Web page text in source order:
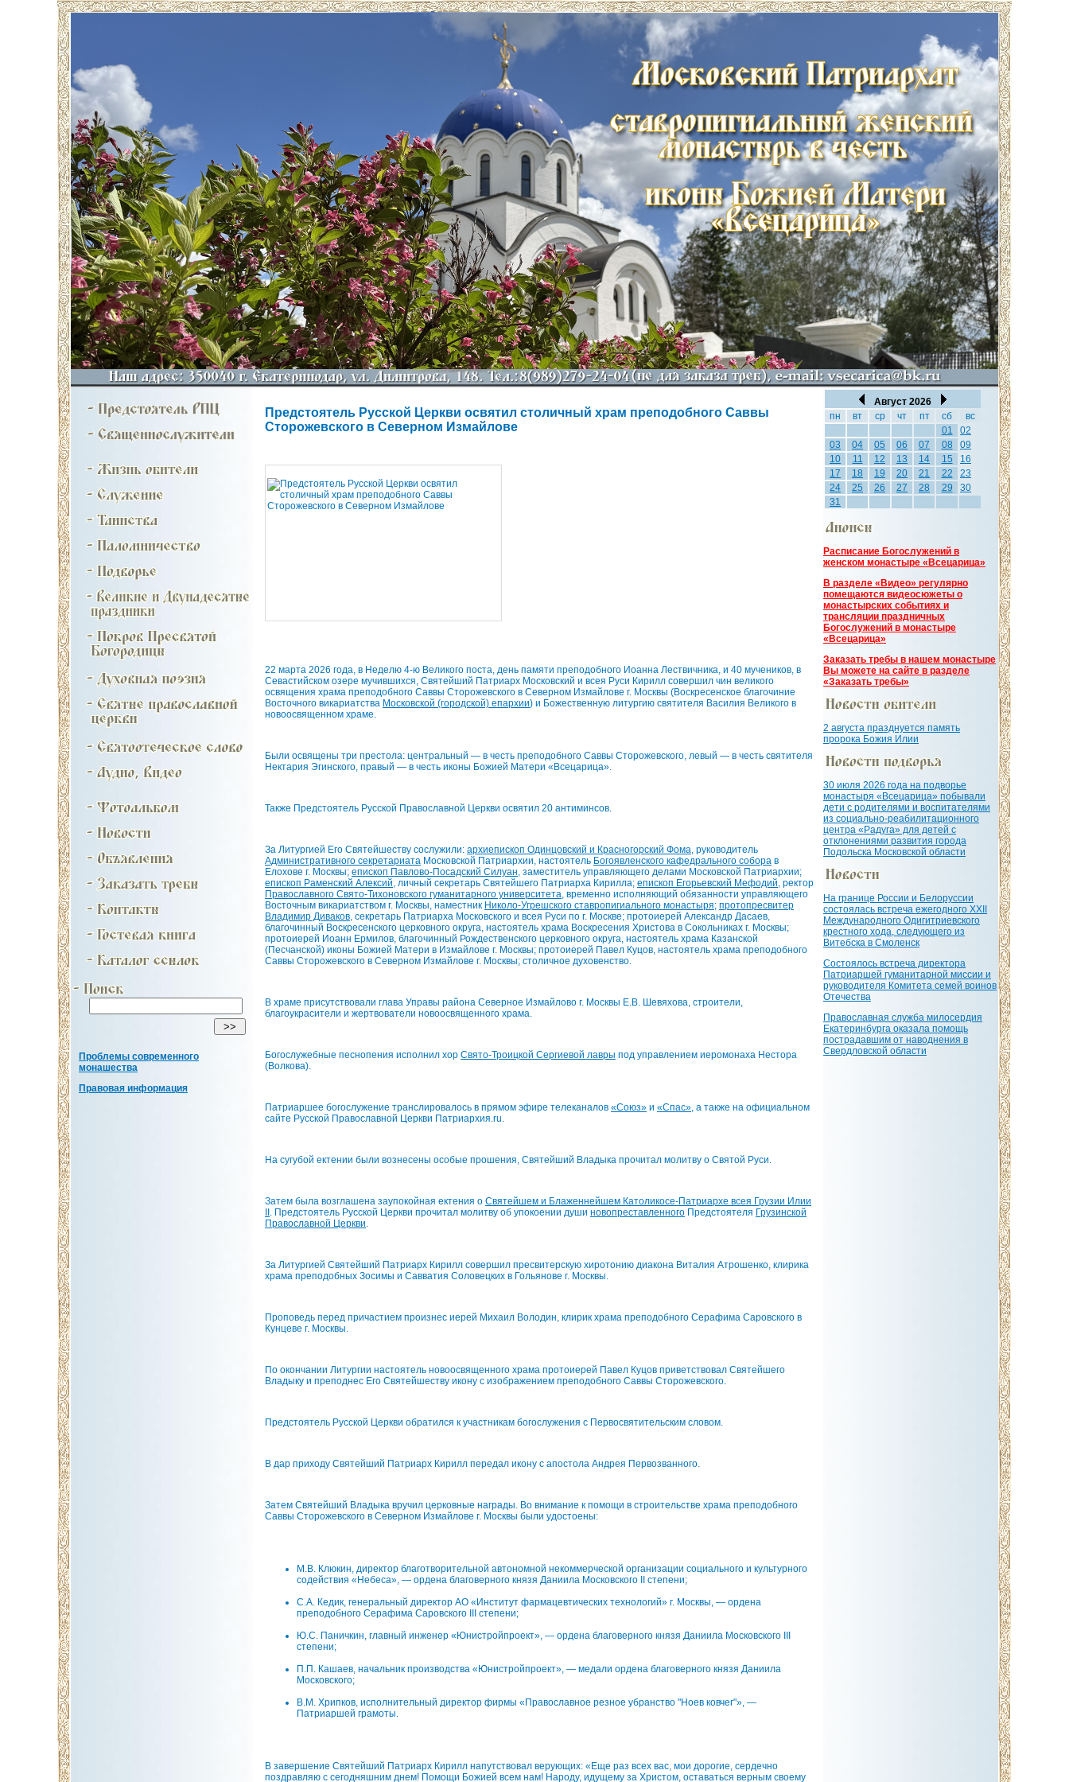
Проблемы современного
монашества
Правовая информация
Предстоятель Русской Церкви освятил столичный храм преподобного Саввы
Сторожевского в Северном Измайлове
22 марта 2026 года, в Неделю 4-ю Великого поста, день памяти преподобного Иоанна Лествичника, и 40 мучеников, в
Севастийском озере мучившихся, Святейший Патриарх Московский и всея Руси Кирилл совершил чин великого
освящения храма преподобного Саввы Сторожевского в Северном Измайлове г. Москвы (Воскресенское благочиние
Восточного викариатства Московской (городской) епархии) и Божественную литургию святителя Василия Великого в
новоосвященном храме.
Были освящены три престола: центральный — в честь преподобного Саввы Сторожевского, левый — в честь святителя
Нектария Эгинского, правый — в честь иконы Божией Матери «Всецарица».
Также Предстоятель Русской Православной Церкви освятил 20 антиминсов.
За Литургией Его Святейшеству сослужили: архиепископ Одинцовский и Красногорский Фома , руководитель
Административного секретариата Московской Патриархии, настоятель Богоявленского кафедрального собора в
Елохове г. Москвы; епископ Павлово-Посадский Силуан , заместитель управляющего делами Московской Патриархии;
епископ Раменский Алексий , личный секретарь Святейшего Патриарха Кирилла; епископ Егорьевский Мефодий , ректор
Православного Свято-Тихоновского гуманитарного университета , временно исполняющий обязанности управляющего
Восточным викариатством г. Москвы, наместник Николо-Угрешского ставропигиального монастыря; протопресвитер
Владимир Диваков , секретарь Патриарха Московского и всея Руси по г. Москве; протоиерей Александр Дасаев,
благочинный Воскресенского церковного округа, настоятель храма Воскресения Христова в Сокольниках г. Москвы;
протоиерей Иоанн Ермилов, благочинный Рождественского церковного округа, настоятель храма Казанской
(Песчанской) иконы Божией Матери в Измайлове г. Москвы; протоиерей Павел Куцов, настоятель храма преподобного
Саввы Сторожевского в Северном Измайлове г. Москвы; столичное духовенство.
В храме присутствовали глава Управы района Северное Измайлово г. Москвы Е.В. Шевяхова, строители,
благоукрасители и жертвователи новоосвященного храма.
Богослужебные песнопения исполнил хор Свято-Троицкой Сергиевой лавры под управлением иеромонаха Нестора
(Волкова).
Патриаршее богослужение транслировалось в прямом эфире телеканалов «Союз» и «Спас» , а также на официальном
сайте Русской Православной Церкви Патриархия.ru.
На сугубой ектении были вознесены особые прошения, Святейший Владыка прочитал молитву о Святой Руси.
Затем была возглашена заупокойная ектения о Святейшем и Блаженнейшем Католикосе-Патриархе всея Грузии Илии
II . Предстоятель Русской Церкви прочитал молитву об упокоении души новопреставленного Предстоятеля Грузинской
Православной Церкви
За Литургией Святейший Патриарх Кирилл совершил пресвитерскую хиротонию диакона Виталия Атрошенко, клирика
храма преподобных Зосимы и Савватия Соловецких в Гольянове г. Москвы.
Проповедь перед причастием произнес иерей Михаил Володин, клирик храма преподобного Серафима Саровского в
Кунцеве г. Москвы.
По окончании Литургии настоятель новоосвященного храма протоиерей Павел Куцов приветствовал Святейшего
Владыку и преподнес Его Святейшеству икону с изображением преподобного Саввы Сторожевского.
Предстоятель Русской Церкви обратился к участникам богослужения с Первосвятительским словом.
В дар приходу Святейший Патриарх Кирилл передал икону с апостола Андрея Первозванного.
Затем Святейший Владыка вручил церковные награды. Во внимание к помощи в строительстве храма преподобного
Саввы Сторожевского в Северном Измайлове г. Москвы были удостоены:
М.В. Клюкин, директор благотворительной автономной некоммерческой организации социального и культурного
содействия «Небеса», — ордена благоверного князя Даниила Московского II степени;
С.А. Кедик, генеральный директор АО «Институт фармацевтических технологий» г. Москвы, — ордена
преподобного Серафима Саровского III степени;
Ю.С. Паничкин, главный инженер «Юнистройпроект», — ордена благоверного князя Даниила Московского III
степени;
П.П. Кашаев, начальник производства «Юнистройпроект», — медали ордена благоверного князя Даниила
Московского;
В.М. Хрипков, исполнительный директор фирмы «Православное резное убранство "Ноев ковчег"», —
Патриаршей грамоты.
В завершение Святейший Патриарх Кирилл напутствовал верующих: «Еще раз всех вас, мои дорогие, сердечно
поздравляю с сегодняшним днем! Помощи Божией всем нам! Народу, идущему за Христом, оставаться верным своему
Август 2026
пн
вт ср чт пт сб
вс
01
02
03
04 05 06 07 08
09
10
11 12 13 14 15
16
17
18 19 20 21 22
23
24
25 26 27 28 29
30
31
Расписание Богослужений в
женском монастыре «Всецарица»
В разделе «Видео» регулярно
помещаются видеосюжеты о
монастырских событиях и
трансляции праздничных
Богослужений в монастыре
«Всецарица»
Заказать требы в нашем монастыре
Вы можете на сайте в разделе
«Заказать требы»
2 августа празднуется память
пророка Божия Илии
30 июля 2026 года на подворье
монастыря «Всецарица» побывали
дети с родителями и воспитателями
из социально-реабилитационного
центра «Радуга» для детей с
отклонениями развития города
Подольска Московской области
На границе России и Белоруссии
состоялась встреча ежегодного XXII
Международного Одигитриевского
крестного хода, следующего из
Витебска в Смоленск
Состоялось встреча директора
Патриаршей гуманитарной миссии и
руководителя Комитета семей воинов
Отечества
Православная служба милосердия
Екатеринбурга оказала помощь
пострадавшим от наводнения в
Свердловской области